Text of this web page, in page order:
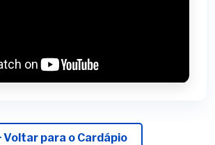
Voltar para o Cardápio